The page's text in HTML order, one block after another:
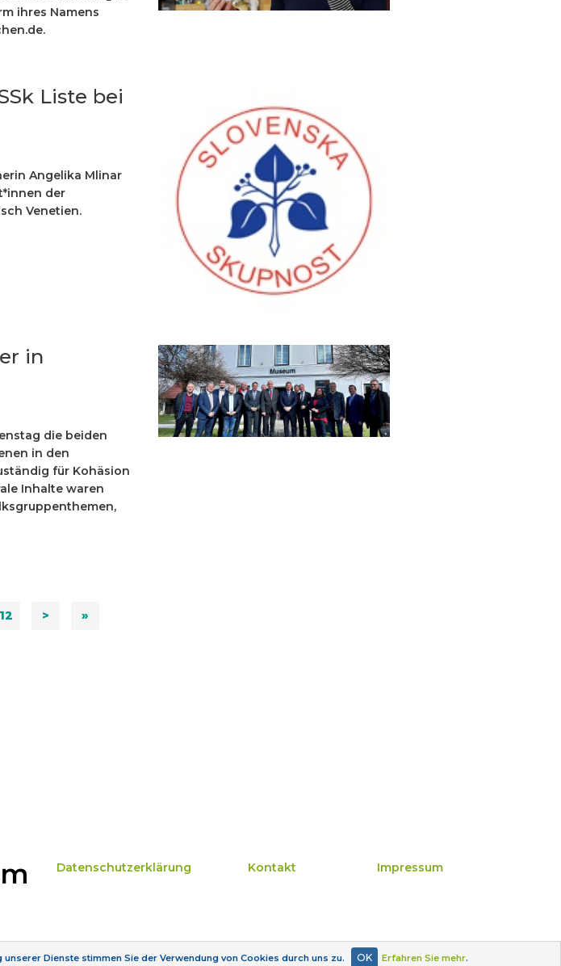
ihres Namens
Liste bei
Angelika Mlinar
der
Venetien.
in
die beiden
in den
für Kohäsion
Inhalte waren
12 > »
Datenschutzerklärung Kontakt Impressum
Dienste stimmen Sie der Verwendung von Cookies durch uns zu. OK Erfahren Sie mehr.